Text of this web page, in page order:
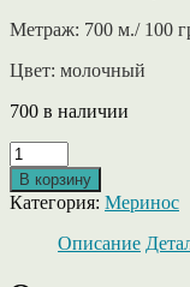
Метраж: 700 м./ 100
Цвет: молочный
700 в наличии
Количество
товара
Cosimo
от
меринос
В корзину
Категория: Меринос
Описание